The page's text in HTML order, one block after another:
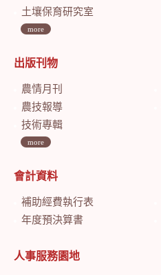
土壤保育研究室
more
出版刊物
農情月刊
農技報導
技術專輯
more
會計資料
補助經費執行表
年度預決算書
人事服務園地